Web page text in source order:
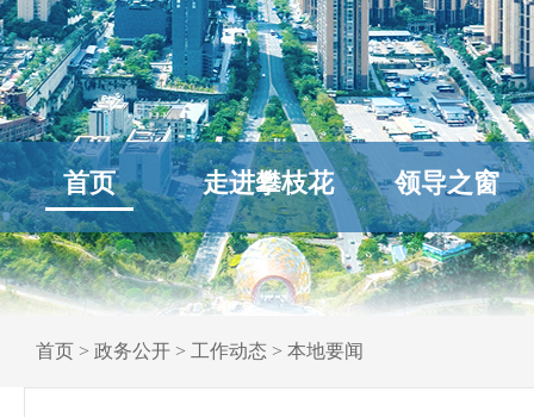
首页 走进攀枝花 领导之窗
首页 > 政务公开 > 工作动态 > 本地要闻